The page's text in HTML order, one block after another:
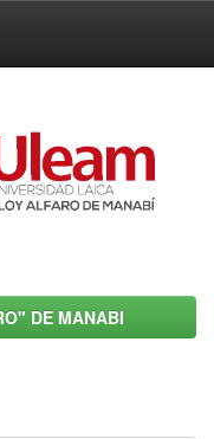
DE MANABI